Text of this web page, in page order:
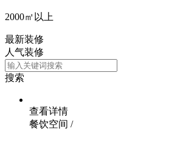
2000㎡以上
最新装修
人气装修
搜索
查看详情
餐饮空间 /